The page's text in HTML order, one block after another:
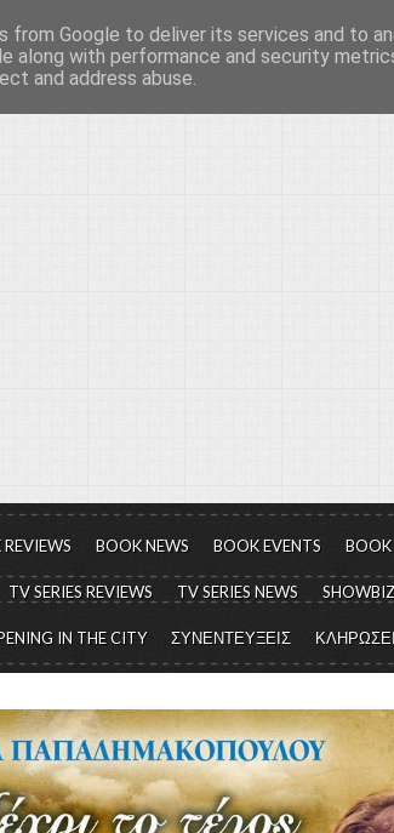
των Τεχνών...
να μιλάμε για τον πολιτισμό, σε κάθε
BOOK NEWS BOOK EVENTS BOOK
TV SERIES REVIEWS TV SERIES NEWS
IN THE CITY ΣΥΝΕΝΤΕΥΞΕΙΣ
from Google to deliver its services and to
along with performance and security
and address abuse.